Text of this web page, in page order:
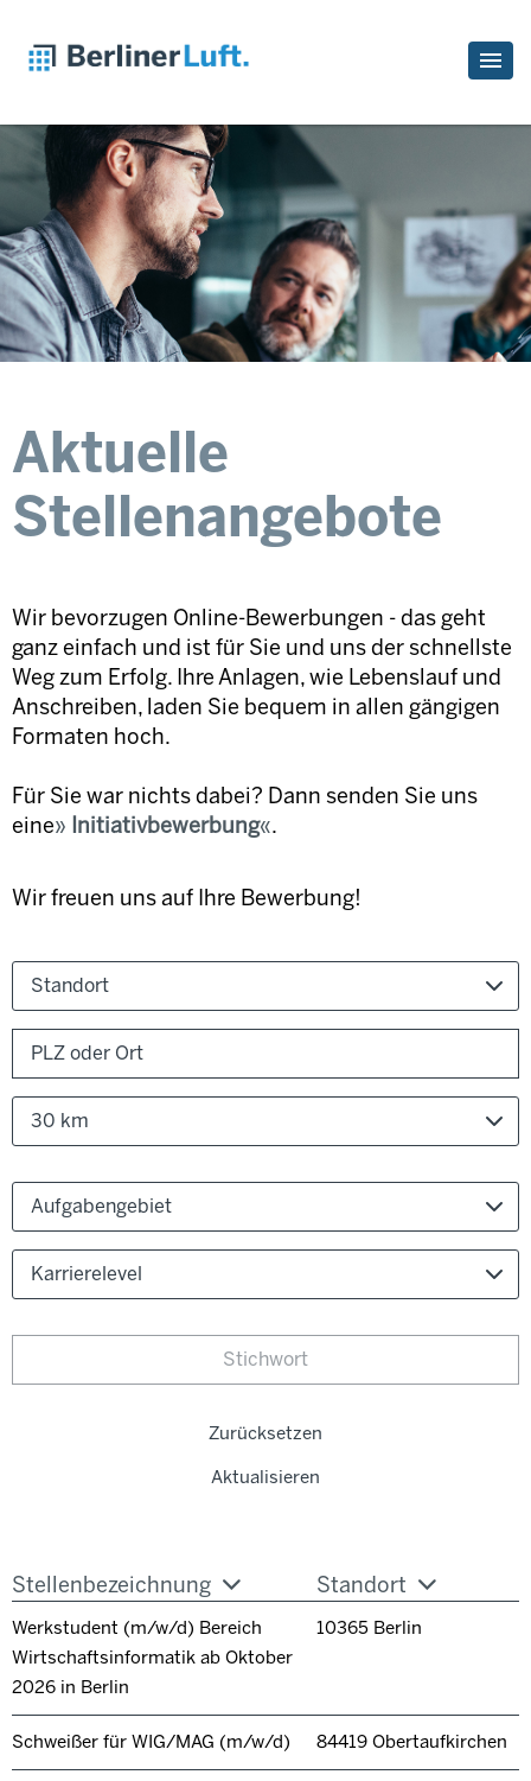
Aktuelle
Stellenangebote
Wir bevorzugen Online-Bewerbungen - das geht
ganz einfach und ist für Sie und uns der schnellste
Weg zum Erfolg. Ihre Anlagen, wie Lebenslauf und
Anschreiben, laden Sie bequem in allen gängigen
Formaten hoch.
Für Sie war nichts dabei? Dann senden Sie uns
eine
Initiativbewerbung .
Wir freuen uns auf Ihre Bewerbung!
Standort
30 km
Aufgabengebiet
Karrierelevel
Zurücksetzen
Aktualisieren
Stellenbezeichnung Standort
Werkstudent (m/w/d) Bereich
Wirtschaftsinformatik ab Oktober
2026 in Berlin
10365 Berlin
Schweißer für WIG/MAG (m/w/d) 84419 Obertaufkirchen